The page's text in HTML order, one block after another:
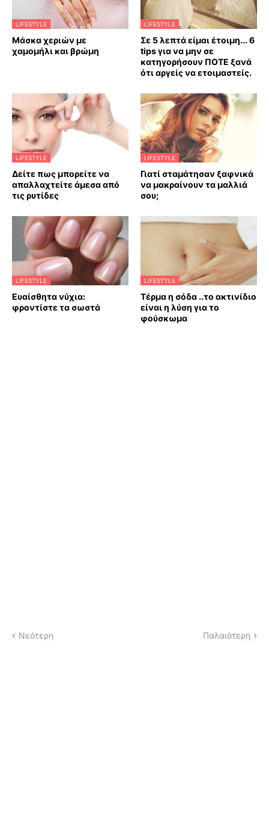
LIFESTYLE
Mάσκα χεριών με
χαμομήλι και βρώμη
LIFESTYLE
Σε 5 λεπτά είμαι έτοιμη... 6
tips για να μην σε
κατηγορήσουν ΠΟΤΕ ξανά
ότι αργείς να ετοιμαστείς.
LIFESTYLE
Δείτε πως μπορείτε να
απαλλαχτείτε άμεσα από
τις ρυτίδες
LIFESTYLE
Γιατί σταμάτησαν ξαφνικά
να μακραίνουν τα μαλλιά
σου;
LIFESTYLE
Ευαίσθητα νύχια:
φροντίστε τα σωστά
LIFESTYLE
Τέρμα η σόδα ..το ακτινίδιο
είναι η λύση για το
φούσκωμα
Νεότερη Παλαιότερη